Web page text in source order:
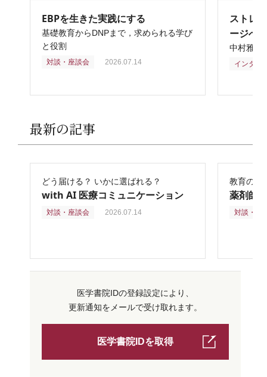
EBPを生きた実践にする
基礎教育からDNPまで，求められる学び
と役割
対談・座談会 2026.07.14
ストレ
ージへ
中村雅俊
インタビ
最新の記事
どう届ける？ いかに選ばれる？
with AI 医療コミュニケーション
対談・座談会 2026.07.14
教育の再
薬剤師
対談・座
医学書院IDの登録設定により、
更新通知をメールで受け取れます。
医学書院IDを取得